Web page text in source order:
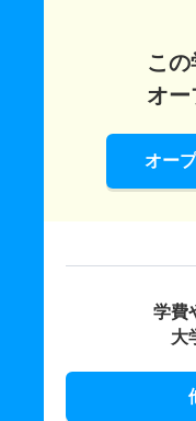
こ
オー
オー
学費
大